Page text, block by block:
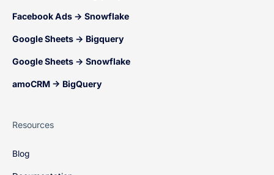
Facebook Ads → Snowflake
Google Sheets → Bigquery
Google Sheets → Snowflake
amoCRM → BigQuery
Resources
Blog